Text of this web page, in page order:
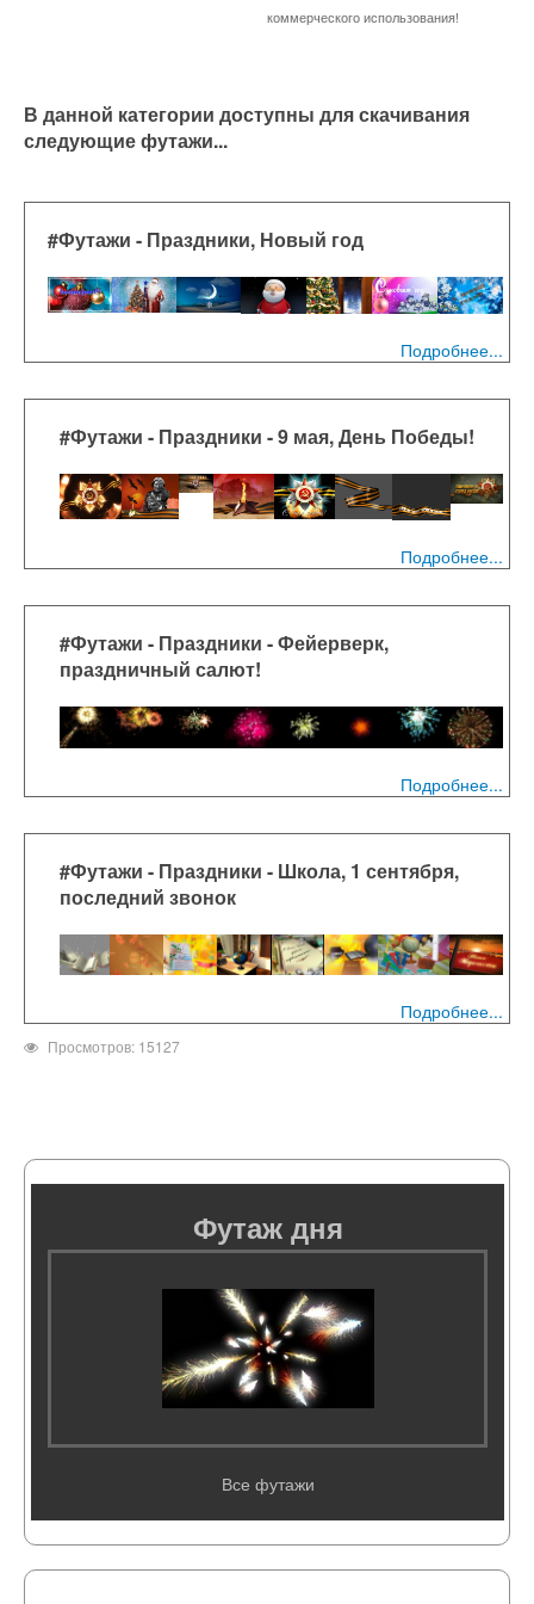
коммерческого использования!
В данной категории доступны для скачивания
следующие футажи...
#Футажи - Праздники, Новый год
Подробнее...
#Футажи - Праздники - 9 мая, День Победы!
Подробнее...
#Футажи - Праздники - Фейерверк,
праздничный салют!
Подробнее...
#Футажи - Праздники - Школа, 1 сентября,
последний звонок
Подробнее...
Просмотров: 15127
Футаж дня
Все футажи